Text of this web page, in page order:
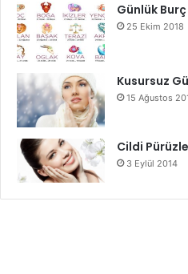
Günlük
25 Ekim 2018
Kusursuz
15 Ağustos
Cildi
3 Eylül 2014